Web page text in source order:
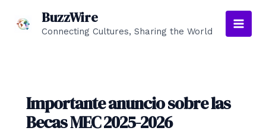
contenido
BuzzWire
Connecting Cultures, Sharing the World
Main
Importante anuncio sobre las
Becas MEC 2025-2026